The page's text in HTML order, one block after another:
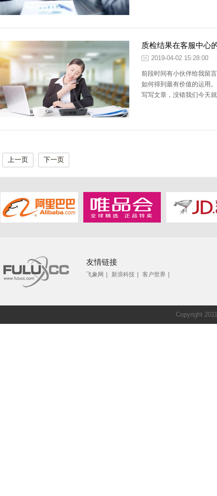
质检结果在客服中心
2019-04-02 15:28:00
前段时间有小伙伴给我留
如何得到最有价值的运用
写写文章，没错我们今天
上一页 下一页
友情链接
飞象网 新浪科技 客户世界
Copyright